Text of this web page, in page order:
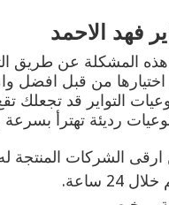
فهد الاحمد
المشكلة عن طريق
من قبل افضل
التواير قد تجعلك
رديئة تهترأ بسرعة
الشركات المنتجة
24 ساعة.